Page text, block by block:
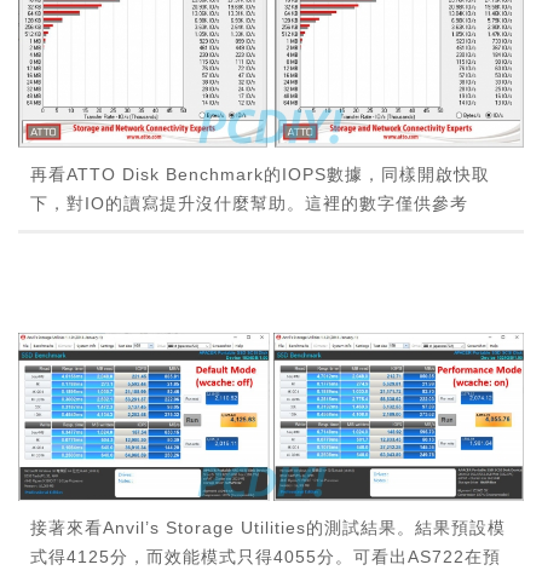
再看ATTO Disk Benchmark的IOPS數據，同樣開啟快取
下，對IO的讀寫提升沒什麼幫助。這裡的數字僅供參考
接著來看Anvil’s Storage Utilities的測試結果。結果預設模
式得4125分，而效能模式只得4055分。可看出AS722在預